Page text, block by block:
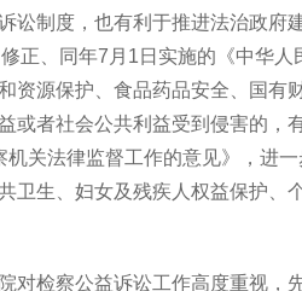
讼制度，也有利于推进法治政府
正、同年7月1日实施的《中华
资源保护、食品药品安全、国
或者社会公共利益受到侵害的
关法律监督工作的意见》，进
卫生、妇女及残疾人权益保护、
对检察公益诉讼工作高度重视，